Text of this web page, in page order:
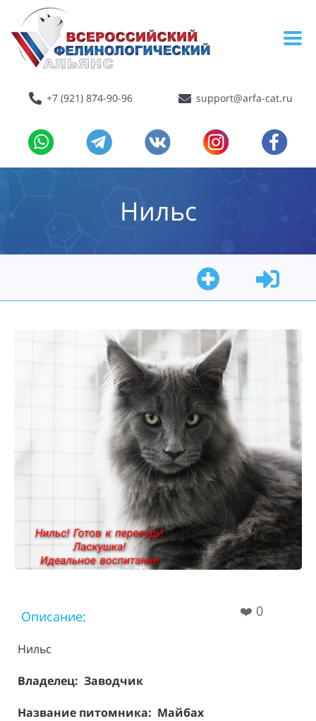
+7 (921) 874-90-96 support@arfa-cat.ru
Нильс
Описание: ❤️ 0
Нильс
Владелец: Заводчик
Название питомника: Майбах